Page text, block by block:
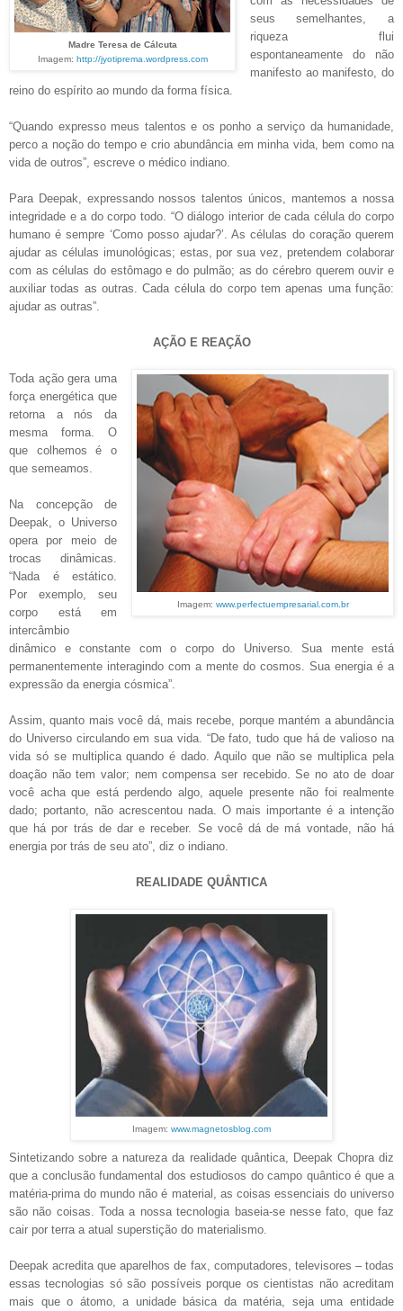
Madre Teresa de Cálcuta
Imagem: http://jyotiprema.wordpress.com
seus semelhantes, a
riqueza flui
espontaneamente do não
manifesto ao manifesto, do
reino do espírito ao mundo da forma física.
“Quando expresso meus talentos e os ponho a serviço da humanidade,
perco a noção do tempo e crio abundância em minha vida, bem como na
vida de outros”, escreve o médico indiano.
Para Deepak, expressando nossos talentos únicos, mantemos a nossa
integridade e a do corpo todo. “O diálogo interior de cada célula do corpo
humano é sempre ‘Como posso ajudar?’. As células do coração querem
ajudar as células imunológicas; estas, por sua vez, pretendem colaborar
com as células do estômago e do pulmão; as do cérebro querem ouvir e
auxiliar todas as outras. Cada célula do corpo tem apenas uma função:
ajudar as outras”.
AÇÃO E REAÇÃO
Imagem: www.perfectuempresarial.com.br
Toda ação gera uma
força energética que
retorna a nós da
mesma forma. O
que colhemos é o
que semeamos.
Na concepção de
Deepak, o Universo
opera por meio de
trocas dinâmicas.
“Nada é estático.
Por exemplo, seu
corpo está em
intercâmbio
dinâmico e constante com o corpo do Universo. Sua mente está
permanentemente interagindo com a mente do cosmos. Sua energia é a
expressão da energia cósmica”.
Assim, quanto mais você dá, mais recebe, porque mantém a abundância
do Universo circulando em sua vida. “De fato, tudo que há de valioso na
vida só se multiplica quando é dado. Aquilo que não se multiplica pela
doação não tem valor; nem compensa ser recebido. Se no ato de doar
você acha que está perdendo algo, aquele presente não foi realmente
dado; portanto, não acrescentou nada. O mais importante é a intenção
que há por trás de dar e receber. Se você dá de má vontade, não há
energia por trás de seu ato”, diz o indiano.
REALIDADE QUÂNTICA
Imagem: www.magnetosblog.com
Sintetizando sobre a natureza da realidade quântica, Deepak Chopra diz
que a conclusão fundamental dos estudiosos do campo quântico é que a
matéria-prima do mundo não é material, as coisas essenciais do universo
são não coisas. Toda a nossa tecnologia baseia-se nesse fato, que faz
cair por terra a atual superstição do materialismo.
Deepak acredita que aparelhos de fax, computadores, televisores – todas
essas tecnologias só são possíveis porque os cientistas não acreditam
mais que o átomo, a unidade básica da matéria, seja uma entidade